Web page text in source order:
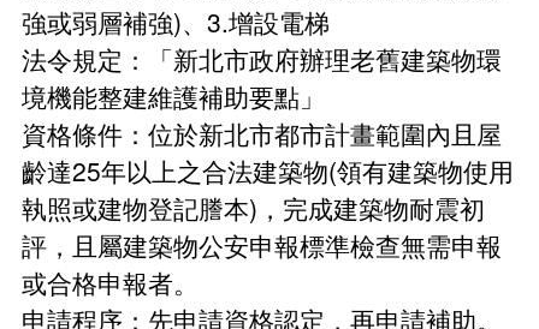
都更審議專區
都更審查協檢機制
危老重建計畫
整建維護
整建維護諮詢表
都市更新整建維護補助案
電梯特快車方案
受理民間申請示範街道環境改善計畫
簡易都更
施政成果
都更電子書
教戰手冊
影像成果
安全及衛生防護事項執行情形
性別主流化專區
預算、決算書及相關表件
公職人員及關係人身分關係公開及查詢平臺
強或弱層補強)、3.增設電梯
法令規定：「新北市政府辦理老舊建築物環
境機能整建維護補助要點」
資格條件：位於新北市都市計畫範圍內且屋
齡達25年以上之合法建築物(領有建築物使用
執照或建物登記謄本)，完成建築物耐震初
評，且屬建築物公安申報標準檢查無需申報
或合格申報者。
申請程序：先申請資格認定，再申請補助。